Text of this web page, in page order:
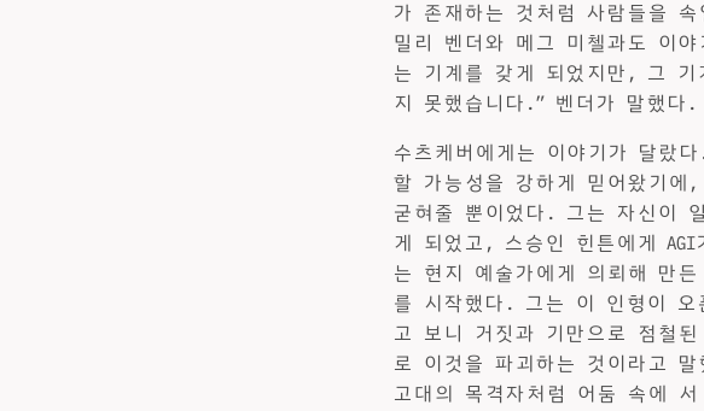
가 존재하는 것처럼 사람들을
밀리 벤더와 메그 미첼과도 이
는 기계를 갖게 되었지만, 그
지 못했습니다.” 벤더가 말했다
수츠케버에게는 이야기가 달랐
할 가능성을 강하게 믿어왔기
굳혀줄 뿐이었다. 그는 자신이
게 되었고, 스승인 힌튼에게
는 현지 예술가에게 의뢰해 만
를 시작했다. 그는 이 인형이 오
고 보니 거짓과 기만으로 점철
로 이것을 파괴하는 것이라고
고대의 목격자처럼 어둠 속에